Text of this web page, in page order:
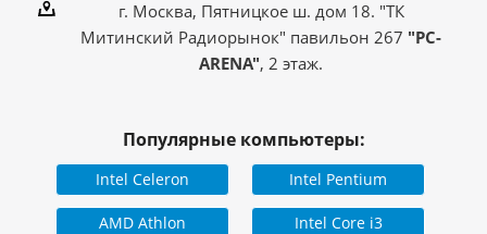
Страна производитель
с использованием
комплектующих из
стран: Китай,
Индонезия, Малайзия,
г. Москва, Пятницкое ш. дом 18. "ТК
Митинский Радиорынок" павильон 267 "PC-
ARENA", 2 этаж.
Популярные компьютеры:
Intel Celeron Intel Pentium
AMD Athlon Intel Core i3